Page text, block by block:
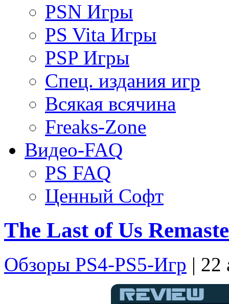
PSN Игры
PS Vita Игры
PSP Игры
Спец. издания игр
Всякая всячина
Freaks-Zone
Видео-FAQ
PS FAQ
Ценный Софт
The Last of Us
Обзоры PS4-PS5-Игр | 22